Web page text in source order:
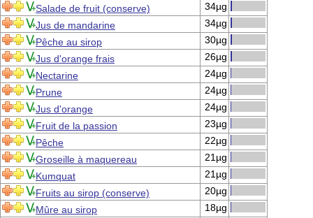
Salade de fruit (conserve)
34µg
Jus de mandarine
34µg
Pêche au sirop
30µg
Jus d'orange frais
26µg
Nectarine
24µg
Prune
24µg
Jus d'orange
24µg
Fruit de la passion
23µg
Pêche
22µg
Groseille à maquereau
21µg
Kumquat
21µg
Fruits au sirop (conserve)
20µg
Mûre au sirop
18µg